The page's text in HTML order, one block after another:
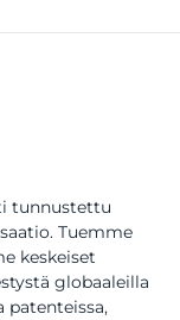
tunnustettu
Tuemme
keskeiset
globaaleilla
patenteissa,